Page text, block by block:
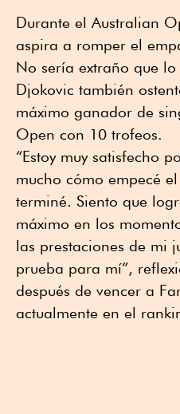
Durante el Australian
aspira a romper el
No sería extraño que
Djokovic también
máximo ganador de
Open con 10 trofeos.
“Estoy muy satisfecho
mucho cómo empecé
terminé. Siento que
máximo en los
las prestaciones de mi
prueba para mí”,
después de vencer a
actualmente en el